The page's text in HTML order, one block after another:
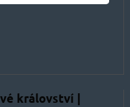
království |